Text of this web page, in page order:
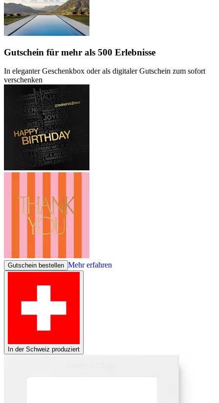
Gutschein für mehr als 500 Erlebnisse
In eleganter Geschenkbox oder als digitaler Gutschein zum sofort
verschenken
Gutschein bestellen Mehr erfahren
In der Schweiz produziert